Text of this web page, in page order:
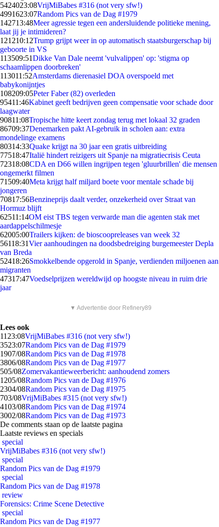
5424023:08VrijMiBabes #316 (not very sfw!)
4991623:07Random Pics van de Dag #1979
142713:48Meer agressie tegen een andersluidende politieke mening,
laat jij je intimideren?
121210:12Trump grijpt weer in op automatisch staatsburgerschap bij
geboorte in VS
113509:51Dikke Van Dale neemt 'vulvalippen' op: 'stigma op
schaamlippen doorbreken'
113011:52Amsterdams dierenasiel DOA overspoeld met
babykonijntjes
108209:05Peter Faber (82) overleden
95411:46Kabinet geeft bedrijven geen compensatie voor schade door
laagwater
90811:08Tropische hitte keert zondag terug met lokaal 32 graden
86709:37Denemarken pakt AI-gebruik in scholen aan: extra
mondelinge examens
80314:33Quake krijgt na 30 jaar een gratis uitbreiding
77518:47Italië hindert reizigers uit Spanje na migratiecrisis Ceuta
72318:08CDA en D66 willen ingrijpen tegen 'gluurbrillen' die mensen
ongemerkt filmen
71509:40Meta krijgt half miljard boete voor mentale schade bij
jongeren
70817:56Benzineprijs daalt verder, onzekerheid over Straat van
Hormuz blijft
62511:14OM eist TBS tegen verwarde man die agenten stak met
aardappelschilmesje
62005:00Trailers kijken: de bioscoopreleases van week 32
56118:31Vier aanhoudingen na doodsbedreiging burgemeester Depla
van Breda
52418:26Smokkelbende opgerold in Spanje, verdienden miljoenen aan
migranten
47317:47Voedselprijzen wereldwijd op hoogste niveau in ruim drie
jaar
▼ Advertentie door Refinery89
Lees ook
11 23:08VrijMiBabes #316 (not very sfw!)
3523:07Random Pics van de Dag #1979
1907/08Random Pics van de Dag #1978
3806/08Random Pics van de Dag #1977
505/08Zomervakantieweerbericht: aanhoudend zomers
1205/08Random Pics van de Dag #1976
2304/08Random Pics van de Dag #1975
703/08VrijMiBabes #315 (not very sfw!)
4103/08Random Pics van de Dag #1974
3002/08Random Pics van de Dag #1973
De comments staan op de laatste pagina
Laatste reviews en specials
special
VrijMiBabes #316 (not very sfw!)
special
Random Pics van de Dag #1979
special
Random Pics van de Dag #1978
review
Forensics: Crime Scene Detective
special
Random Pics van de Dag #1977